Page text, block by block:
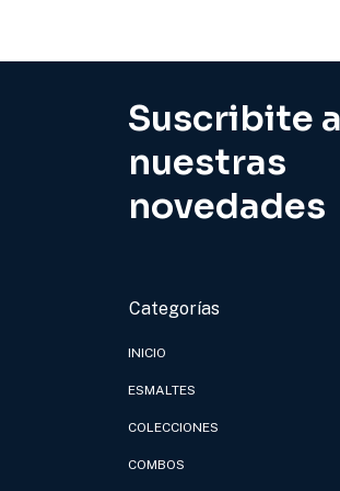
Suscribite a
nuestras
novedades
Categorías
INICIO
ESMALTES
COLECCIONES
COMBOS